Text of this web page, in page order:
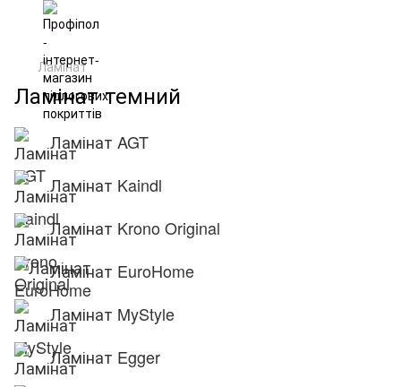
Ламінат
Ламінат темний
Ламінат AGT
Ламінат Kaindl
Ламінат Krono Original
Ламінат EuroHome
Ламінат MyStyle
Ламінат Egger